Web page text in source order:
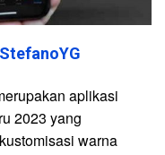
aplikasi
2023 yang
warna